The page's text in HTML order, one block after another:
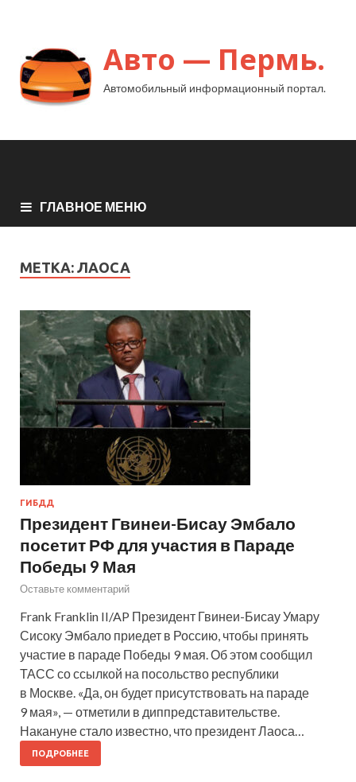
Авто — Пермь.
Автомобильный информационный портал.
ГЛАВНОЕ МЕНЮ
МЕТКА: ЛАОСА
ГИБДД
Президент Гвинеи-Бисау Эмбало
посетит РФ для участия в Параде
Победы 9 Мая
Оставьте комментарий
Frank Franklin II/AP Президент Гвинеи-Бисау Умару
Сисоку Эмбало приедет в Россию, чтобы принять
участие в параде Победы 9 мая. Об этом сообщил
ТАСС со ссылкой на посольство республики
в Москве. «Да, он будет присутствовать на параде
9 мая», — отметили в диппредставительстве.
Накануне стало известно, что президент Лаоса…
ПОДРОБНЕЕ